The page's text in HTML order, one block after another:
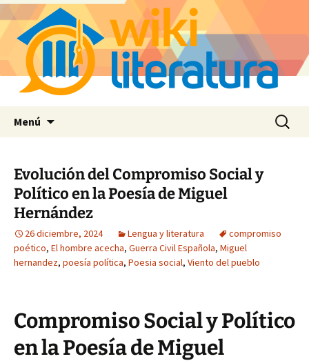
Menú Buscar:
Evolución del Compromiso Social y
Político en la Poesía de Miguel
Hernández
26 diciembre, 2024 Lengua y literatura
compromiso
poético, El hombre acecha, Guerra Civil Española, Miguel
hernandez, poesía política, Poesia social, Viento del pueblo
Compromiso Social y Político
en la Poesía de Miguel